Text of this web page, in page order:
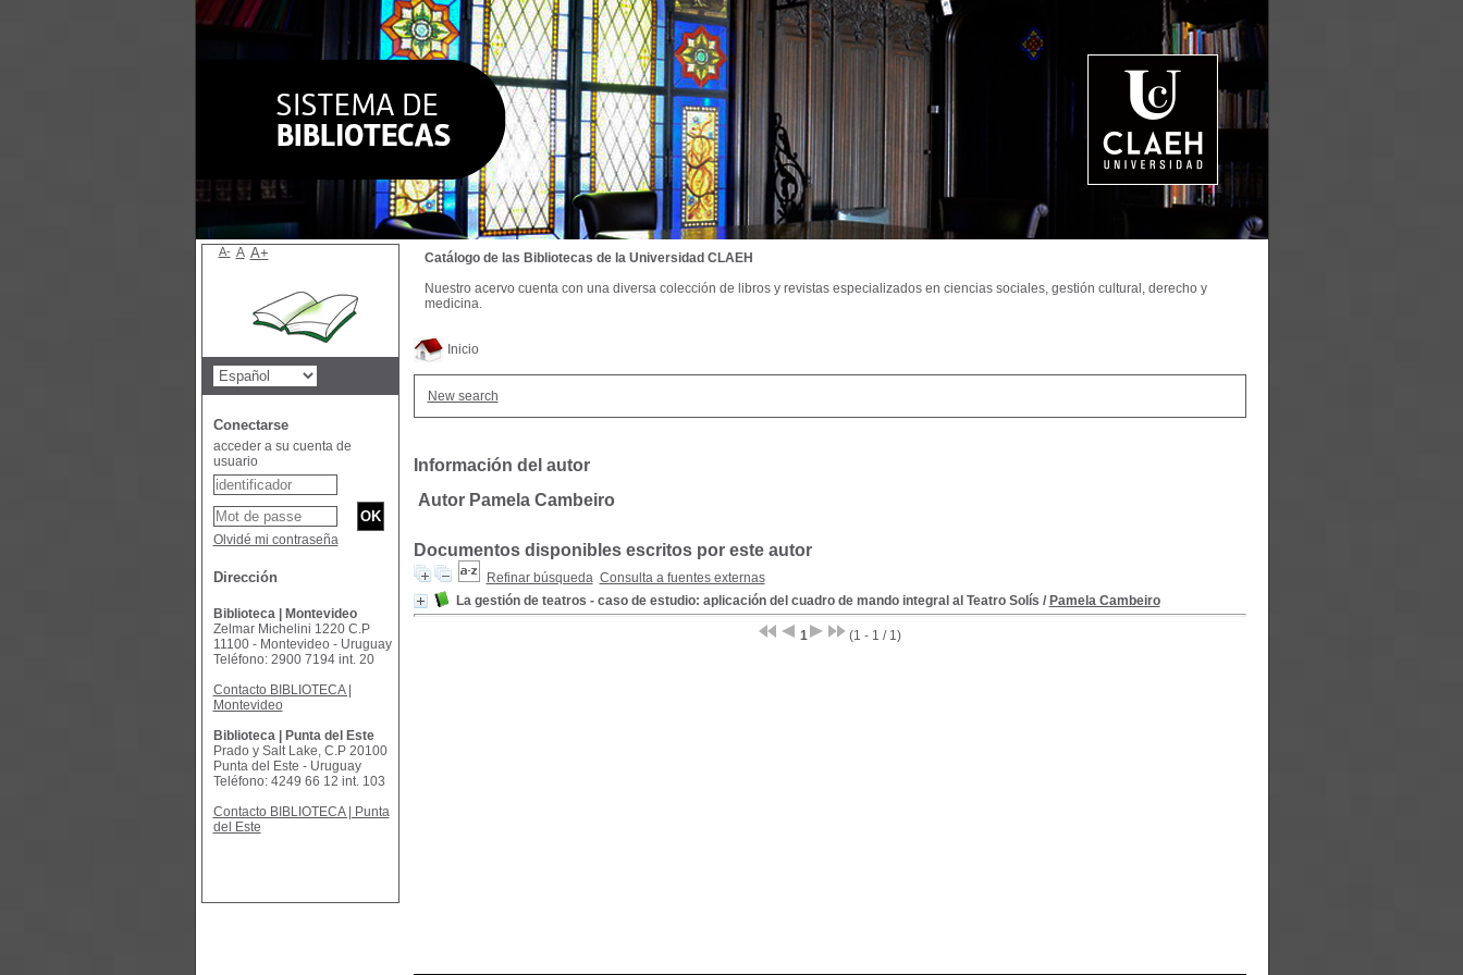
Inicio
New search
Información del autor
Autor Pamela Cambeiro
Documentos disponibles escritos por este autor
Refinar búsqueda Consulta a fuentes externas
La gestión de teatros - caso de estudio: aplicación del cuadro de mando integral al Teatro Solís / Pamela Cambeiro
1 (1 - 1 / 1)
Catálogo de las Bibliotecas de la Universidad CLAEH
Nuestro acervo cuenta con una diversa colección de libros y revistas especializados en ciencias sociales, gestión cultural, derecho y
medicina.
A- A A+
Conectarse
acceder a su cuenta de
usuario
Olvidé mi contraseña
Dirección
Biblioteca | Montevideo
Zelmar Michelini 1220 C.P
11100 - Montevideo - Uruguay
Teléfono: 2900 7194 int. 20
Contacto BIBLIOTECA |
Montevideo
Biblioteca | Punta del Este
Prado y Salt Lake, C.P 20100
Punta del Este - Uruguay
Teléfono: 4249 66 12 int. 103
Contacto BIBLIOTECA | Punta
del Este